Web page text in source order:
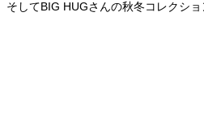
そしてBIG HUGさんの秋冬コレクシ